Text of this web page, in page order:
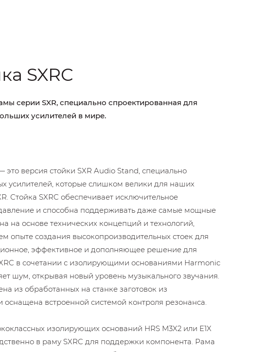
SXRC
серии SXR, специально спроектированная для
усилителей в мире.
это версия стойки SXR Audio Stand, специально
усилителей, которые слишком велики для наших
Стойка SXRC обеспечивает исключительное
и способна поддерживать даже самые мощные
на основе технических концепций и технологий,
опыте создания высокопроизводительных стоек для
эффективное и дополняющее решение для
в сочетании с изолирующими основаниями Harmonic
шум, открывая новый уровень музыкального звучания.
​​из обработанных на станке заготовок из
встроенной системой контроля резонанса.
изолирующих оснований HRS M3X2 или E1X
в раму SXRC для поддержки компонента. Рама